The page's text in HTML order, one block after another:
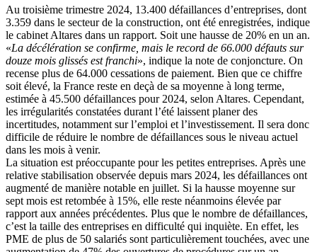
Au troisième trimestre 2024, 13.400 défaillances d’entreprises, dont
3.359 dans le secteur de la construction, ont été enregistrées, indique
le cabinet Altares dans un rapport. Soit une hausse de 20% en un an.
«La décélération se confirme, mais le record de 66.000 défauts sur
douze mois glissés est franchi», indique la note de conjoncture. On
recense plus de 64.000 cessations de paiement. Bien que ce chiffre
soit élevé, la France reste en deçà de sa moyenne à long terme,
estimée à 45.500 défaillances pour 2024, selon Altares. Cependant,
les irrégularités constatées durant l’été laissent planer des
incertitudes, notamment sur l’emploi et l’investissement. Il sera donc
difficile de réduire le nombre de défaillances sous le niveau actuel
dans les mois à venir.
La situation est préoccupante pour les petites entreprises. Après une
relative stabilisation observée depuis mars 2024, les défaillances ont
augmenté de manière notable en juillet. Si la hausse moyenne sur
sept mois est retombée à 15%, elle reste néanmoins élevée par
rapport aux années précédentes. Plus que le nombre de défaillances,
c’est la taille des entreprises en difficulté qui inquiète. En effet, les
PME de plus de 50 salariés sont particulièrement touchées, avec une